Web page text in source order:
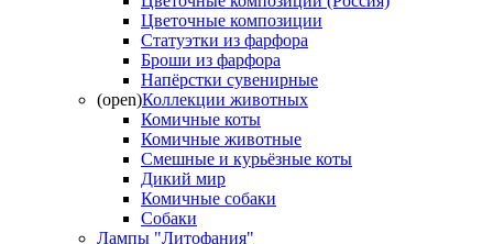
Цветочные композиции
Статуэтки из фарфора
Броши из фарфора
Напёрстки сувенирные
(open)Коллекции животных
Комичные коты
Комичные животные
Смешные и курьёзные коты
Дикий мир
Комичные собаки
Собаки
Лампы "Литофания"